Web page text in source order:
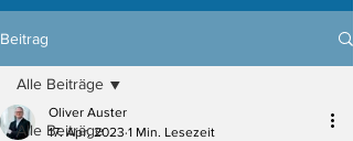
Beitrag
Alle Beiträge
Alle Beiträge
Oliver Auster
17. Apr. 2023 1 Min. Lesezeit